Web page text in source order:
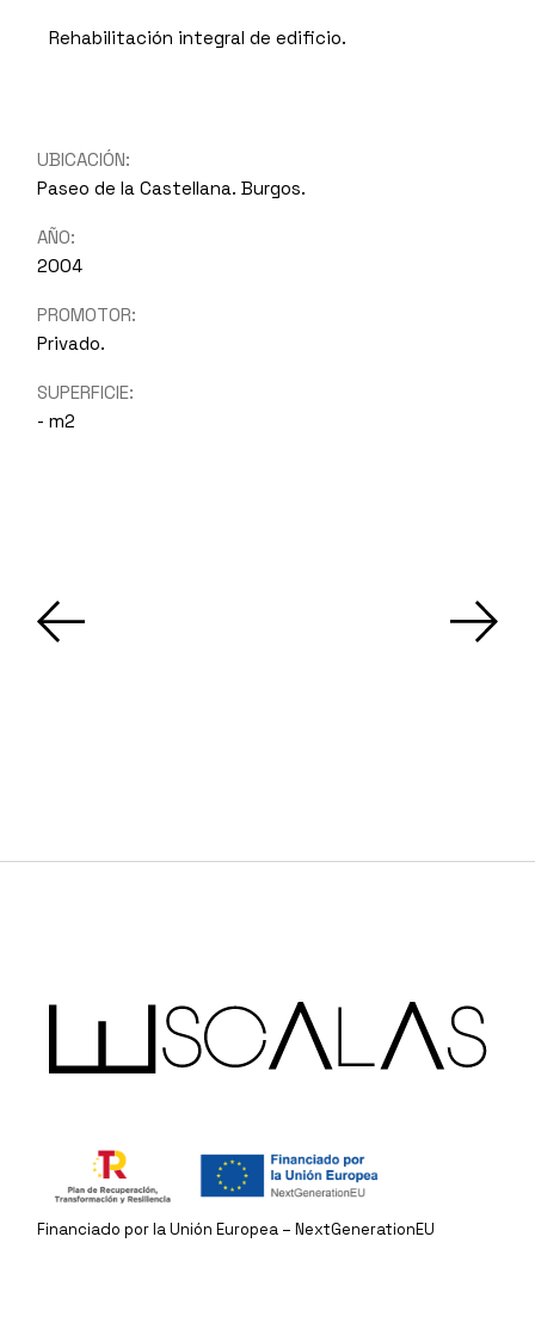
Rehabilitación integral de edificio.
UBICACIÓN:
Paseo de la Castellana. Burgos.
AÑO:
2004
PROMOTOR:
Privado.
SUPERFICIE:
- m2
Financiado por la Unión Europea – NextGenerationEU